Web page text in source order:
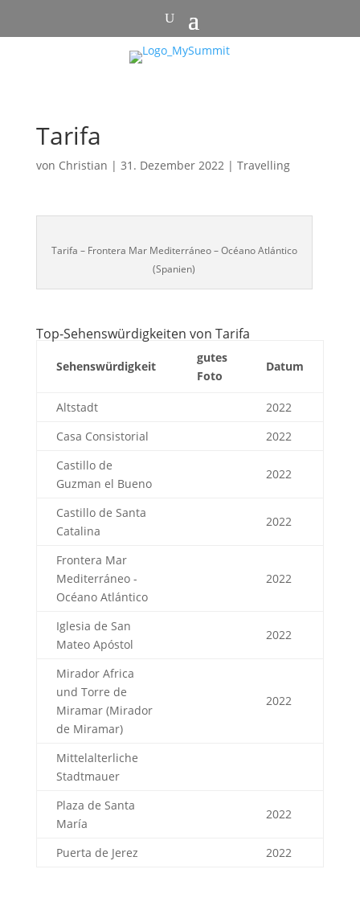
Tarifa
von Christian | 31. Dezember 2022| Travelling
Tarifa – Frontera Mar Mediterráneo – Océano Atlántico
(Spanien)
Top-Sehenswürdigkeiten von Tarifa
Sehenswürdigkeit
gutes
Foto
Datum
Altstadt
2022
Casa Consistorial
2022
Castillo de
Guzman el Bueno
2022
Castillo de Santa
Catalina
2022
Frontera Mar
Mediterráneo -
Océano Atlántico
2022
Iglesia de San
Mateo Apóstol
2022
Mirador Africa
und Torre de
Miramar (Mirador
de Miramar)
2022
Mittelalterliche
Stadtmauer
Plaza de Santa
María
2022
Puerta de Jerez 2022